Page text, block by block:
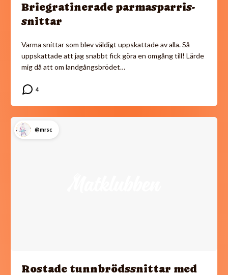
Briegratinerade parmasparris-
snittar
Varma snittar som blev väldigt uppskattade av alla. Så
uppskattade att jag snabbt fick göra en omgång till! Lärde
mig då att om landgångsbrödet…
@mrsc
Rostade tunnbrödssnittar med